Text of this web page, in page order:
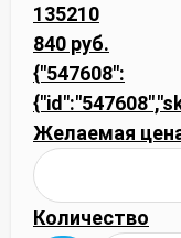
135210
840 руб.
{"547608":
Желаемая
Количество